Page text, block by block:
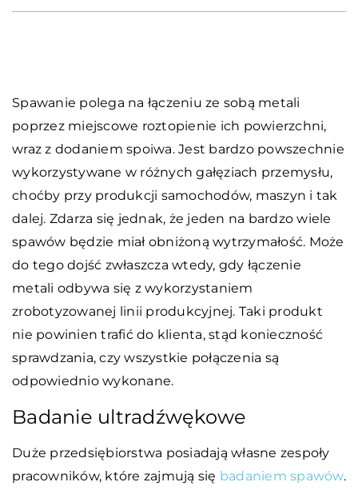
Spawanie polega na łączeniu ze sobą metali
poprzez miejscowe roztopienie ich powierzchni,
wraz z dodaniem spoiwa. Jest bardzo powszechnie
wykorzystywane w różnych gałęziach przemysłu,
choćby przy produkcji samochodów, maszyn i tak
dalej. Zdarza się jednak, że jeden na bardzo wiele
spawów będzie miał obniżoną wytrzymałość. Może
do tego dojść zwłaszcza wtedy, gdy łączenie
metali odbywa się z wykorzystaniem
zrobotyzowanej linii produkcyjnej. Taki produkt
nie powinien trafić do klienta, stąd konieczność
sprawdzania, czy wszystkie połączenia są
odpowiednio wykonane.
Badanie ultradźwękowe
Duże przedsiębiorstwa posiadają własne zespoły
pracowników, które zajmują się badaniem spawów.